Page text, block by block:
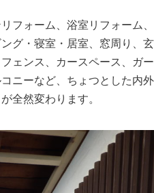
フォーム、浴室リフォーム
グ・寝室・居室、窓周り、
ェンス、カースペース、ガ
ニーなど、ちょつとした内
全然変わります。